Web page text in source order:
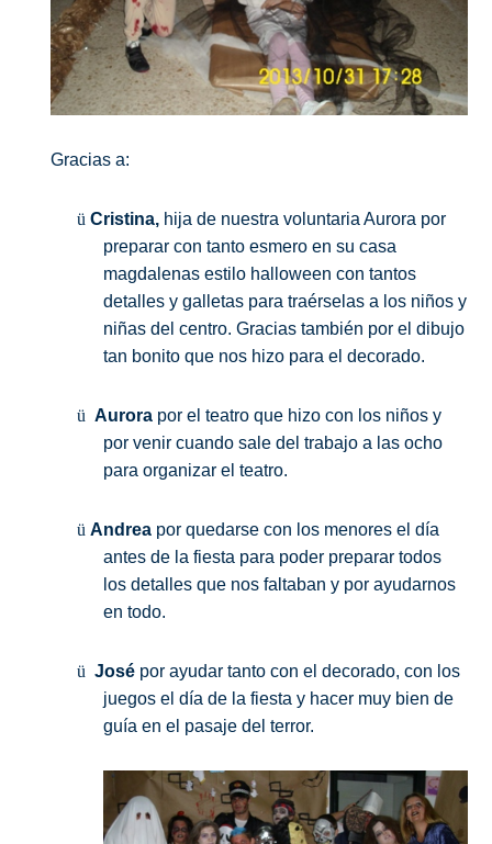
Gracias a:
ü Cristina, hija de nuestra voluntaria Aurora por
preparar con tanto esmero en su casa
magdalenas estilo halloween con tantos
detalles y galletas para traérselas a los niños y
niñas del centro. Gracias también por el dibujo
tan bonito que nos hizo para el decorado.
ü Aurora por el teatro que hizo con los niños y
por venir cuando sale del trabajo a las ocho
para organizar el teatro.
ü Andrea por quedarse con los menores el día
antes de la fiesta para poder preparar todos
los detalles que nos faltaban y por ayudarnos
en todo.
ü José por ayudar tanto con el decorado, con los
juegos el día de la fiesta y hacer muy bien de
guía en el pasaje del terror.